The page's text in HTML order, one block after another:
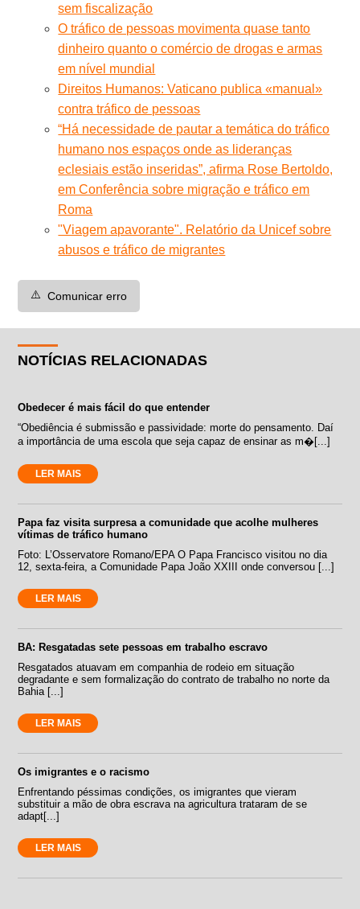
sem fiscalização
O tráfico de pessoas movimenta quase tanto
dinheiro quanto o comércio de drogas e armas
em nível mundial
Direitos Humanos: Vaticano publica «manual»
contra tráfico de pessoas
“Há necessidade de pautar a temática do tráfico
humano nos espaços onde as lideranças
eclesiais estão inseridas”, afirma Rose Bertoldo,
em Conferência sobre migração e tráfico em
Roma
"Viagem apavorante". Relatório da Unicef sobre
abusos e tráfico de migrantes
⚠️ Comunicar erro
NOTÍCIAS RELACIONADAS
Obedecer é mais fácil do que entender
“Obediência é submissão e passividade: morte do pensamento. Daí
a importância de uma escola que seja capaz de ensinar as m�[...]
LER MAIS
Papa faz visita surpresa a comunidade que acolhe mulheres
vítimas de tráfico humano
Foto: L’Osservatore Romano/EPA O Papa Francisco visitou no dia
12, sexta-feira, a Comunidade Papa João XXIII onde conversou [...]
LER MAIS
BA: Resgatadas sete pessoas em trabalho escravo
Resgatados atuavam em companhia de rodeio em situação
degradante e sem formalização do contrato de trabalho no norte da
Bahia [...]
LER MAIS
Os imigrantes e o racismo
Enfrentando péssimas condições, os imigrantes que vieram
substituir a mão de obra escrava na agricultura trataram de se
adapt[...]
LER MAIS